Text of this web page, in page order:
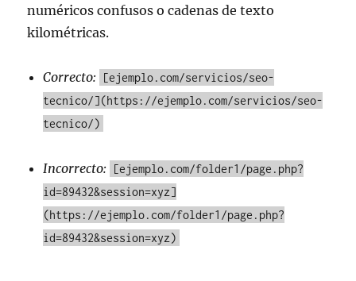
numéricos confusos o cadenas de texto
kilométricas.
Correcto:
[ejemplo.com/servicios/seo-
tecnico/](https://ejemplo.com/servicios/seo-
tecnico/)
Incorrecto:
[ejemplo.com/folder1/page.php?
id=89432&session=xyz]
(https://ejemplo.com/folder1/page.php?
id=89432&session=xyz)